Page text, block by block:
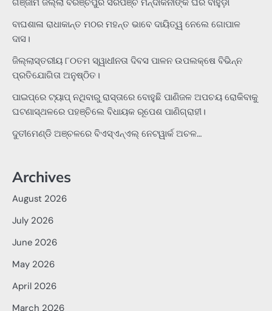
ଗଞ୍ଜାମ ଜିଲ୍ଲା ବିରଞ୍ଚିପୁର ସରପଞ୍ଚ ମନ୍ଦାକିନୀଙ୍କ ଘର ବାହୁଡ଼ା
ବାଘଶାଳା ରାଧାକାନ୍ତ ମଠର ମହନ୍ତ ଭାବେ ଦାୟିତ୍ୱ ନେଲେ ଗୋପାଳ
ଦାସ।
ଜିଲ୍ଲାସ୍ତରୀୟ ୮୦ତମ ସ୍ୱାଧୀନତା ଦିବସ ପାଳନ ଉପଲକ୍ଷେ ବିଭିନ୍ନ
ପ୍ରତିଯୋଗିତା ଅନୁଷ୍ଠିତ।
ପାଇପ୍‌ରେ ଟ୍ୟାପ୍‌ ନଥିବାରୁ ରାସ୍ତାରେ ବୋହୁଛି ପାଣିଜଳ ଅପଚୟ ରୋକିବାକୁ
ଘଟଣାସ୍ଥଳରେ ପହଞ୍ଚିଲେ ବିଧାୟକ ରୂପେଶ ପାଣିଗ୍ରାହୀ।
ଦୁତୀମେଣ୍ଡି ଅଞ୍ଚଳରେ ବିଏସ୍‌ଏନ୍‌ଏଲ୍‌ ନେଟୱାର୍କ ଅଚଳ…
Archives
August 2026
July 2026
June 2026
May 2026
April 2026
March 2026